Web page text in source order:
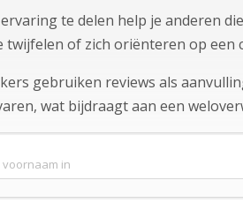
te delen help je anderen
twijfelen of zich oriënteren op een
gebruiken reviews als
wat bijdraagt aan een